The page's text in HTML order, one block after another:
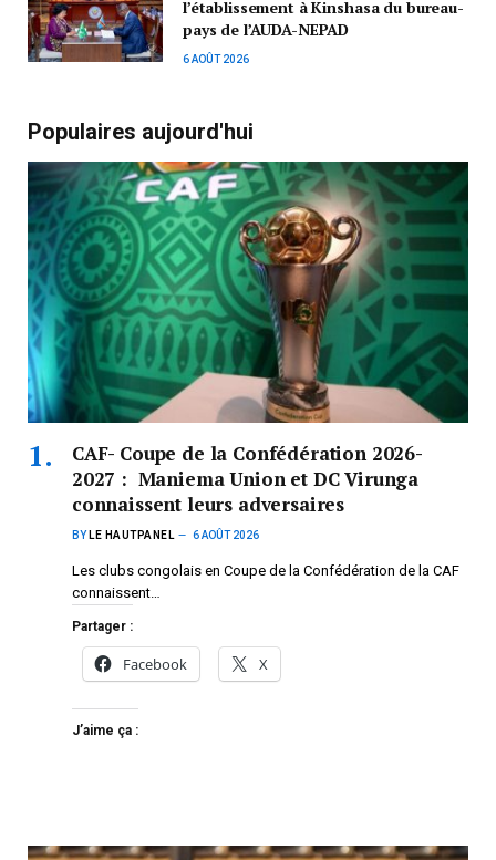
l’établissement à Kinshasa du bureau-
pays de l’AUDA-NEPAD
6 AOÛT 2026
Populaires aujourd'hui
CAF- Coupe de la Confédération 2026-
2027 : Maniema Union et DC Virunga
connaissent leurs adversaires
BY LE HAUTPANEL 6 AOÛT 2026
Les clubs congolais en Coupe de la Confédération de la CAF
connaissent…
Partager :
Facebook X
J’aime ça :